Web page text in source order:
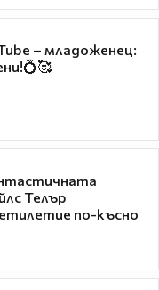
– младоженец:
Телър
по-късно